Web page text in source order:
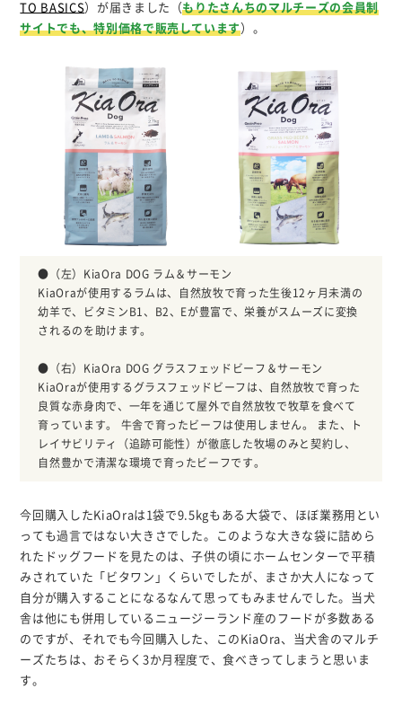
TO BASICS）が届きました（もりたさんちのマルチーズの会員制
サイトでも、特別価格で販売しています）。
●（左）KiaOra DOG ラム＆サーモン
KiaOraが使用するラムは、自然放牧で育った生後12ヶ月未満の
幼羊で、ビタミンB1、B2、Eが豊富で、栄養がスムーズに変換
されるのを助けます。
●（右）KiaOra DOG グラスフェッドビーフ＆サーモン
KiaOraが使用するグラスフェッドビーフは、自然放牧で育った
良質な赤身肉で、一年を通じて屋外で自然放牧で牧草を食べて
育っています。 牛舎で育ったビーフは使用しません。 また、ト
レイサビリティ（追跡可能性）が徹底した牧場のみと契約し、
自然豊かで清潔な環境で育ったビーフです。
今回購入したKiaOraは1袋で9.5kgもある大袋で、ほぼ業務用とい
っても過言ではない大きさでした。このような大きな袋に詰めら
れたドッグフードを見たのは、子供の頃にホームセンターで平積
みされていた「ビタワン」くらいでしたが、まさか大人になって
自分が購入することになるなんて思ってもみませんでした。当犬
舎は他にも併用しているニュージーランド産のフードが多数ある
のですが、それでも今回購入した、このKiaOra、当犬舎のマルチ
ーズたちは、おそらく3か月程度で、食べきってしまうと思いま
す。